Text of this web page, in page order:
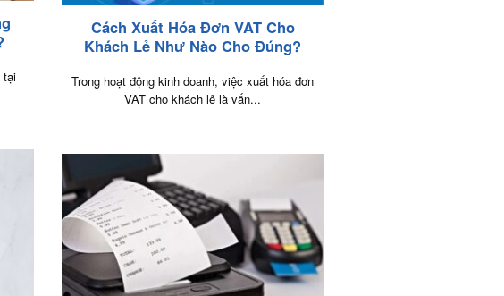
tại
Cách Xuất Hóa Đơn VAT Cho
Khách Lẻ Như Nào Cho Đúng?
Trong hoạt động kinh doanh, việc xuất hóa đơn
VAT cho khách lẻ là vấn...